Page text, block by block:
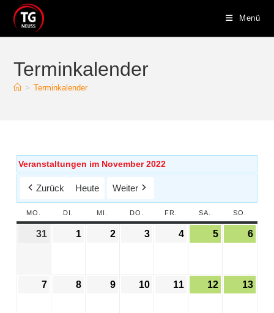
Menü
Terminkalender
> Terminkalender
Veranstaltungen im November 2022
Zurück Heute Weiter
MO. DI. MI. DO. FR. SA. SO.
31 1 2 3 4 5 6
7 8 9 10 11 12 13